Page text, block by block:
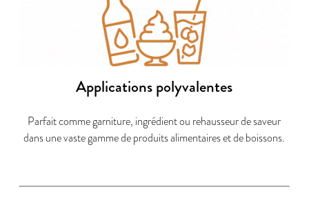
Applications polyvalentes
Parfait comme garniture, ingrédient ou rehausseur de saveur
dans une vaste gamme de produits alimentaires et de boissons.